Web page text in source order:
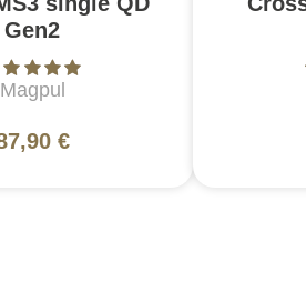
Gen2
Magpul
€